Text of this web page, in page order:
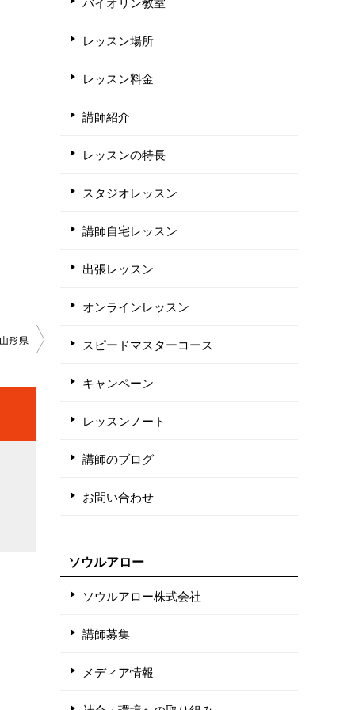
形県
レッスン場所
レッスン料金
講師紹介
レッスンの特長
スタジオレッスン
講師自宅レッスン
出張レッスン
オンラインレッスン
スピードマスターコース
キャンペーン
レッスンノート
講師のブログ
お問い合わせ
ソウルアロー
ソウルアロー株式会社
講師募集
メディア情報